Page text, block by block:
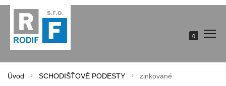
0
Úvod SCHODIŠŤOVÉ PODESTY zinkované